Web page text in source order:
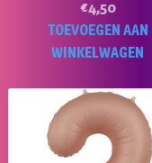
€4,50
TOEVOEGEN AAN
WINKELWAGEN